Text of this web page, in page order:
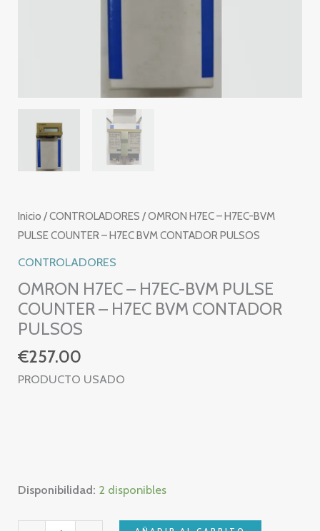
Inicio /CONTROLADORES / OMRON H7EC – H7EC-BVM
PULSE COUNTER – H7EC BVM CONTADOR PULSOS
CONTROLADORES
OMRON H7EC – H7EC-BVM PULSE
COUNTER – H7EC BVM CONTADOR
PULSOS
€257.00
PRODUCTO USADO
Disponibilidad: 2 disponibles